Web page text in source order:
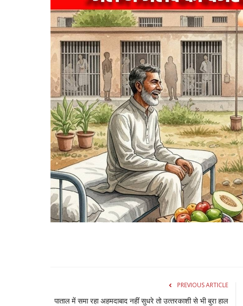
PREVIOUS ARTICLE
पाताल में समा रहा अहमदाबाद नहीं सुधरे तो उत्‍तरकाशी से भी बुरा हाल